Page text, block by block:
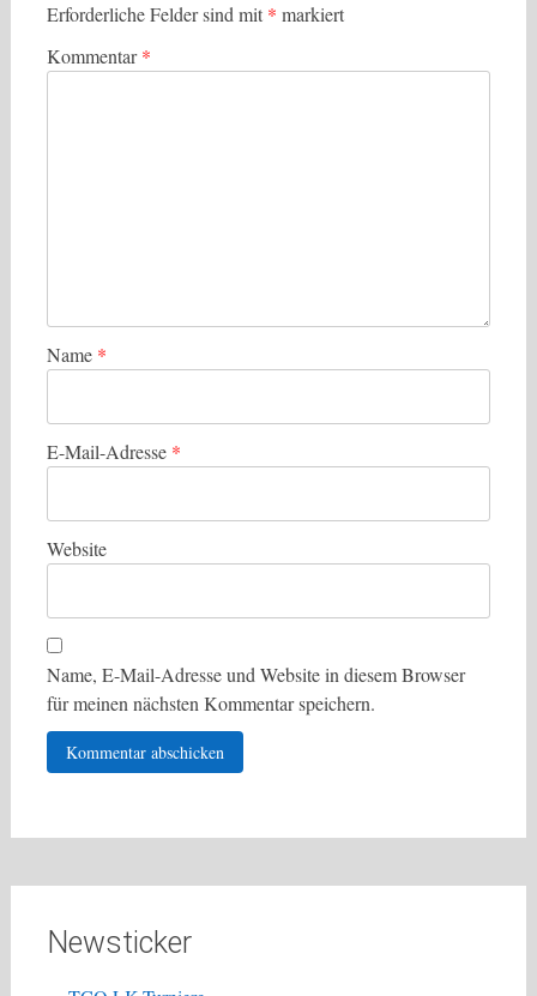
Erforderliche Felder sind mit * markiert
Kommentar*
Name *
E-Mail-Adresse *
Website
Name, E-Mail-Adresse und Website in diesem Browser
für meinen nächsten Kommentar speichern.
Newsticker